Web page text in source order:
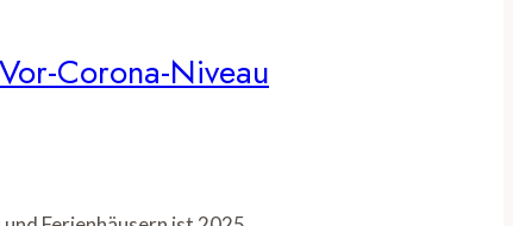
Corona-Niveau